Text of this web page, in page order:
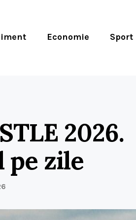
Economie Sport
2026.
pe zile